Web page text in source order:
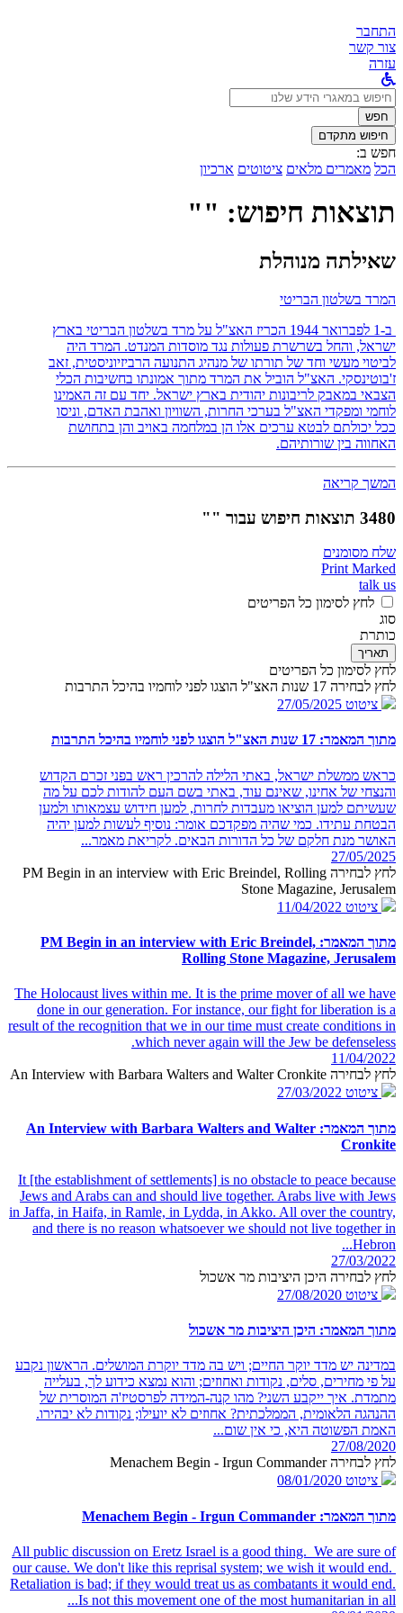
התחבר
צור קשר
עזרה
לחפש
ב:חפש
חיפוש מתקדם
חפש ב:
הכל מאמרים מלאים ציטוטים ארכיון
תוצאות חיפוש: ""
שאילתה מנוהלת
המרד בשלטון הבריטי
ב-1 לפברואר 1944 הכריז האצ"ל על מרד בשלטון הבריטי בארץ
ישראל, והחל בשרשרת פעולות נגד מוסדות המנדט. המרד היה
לביטוי מעשי וחד של תורתו של מנהיג התנועה הרביזיוניסטית, זאב
ז'בוטינסקי. האצ"ל הוביל את המרד מתוך אמונתו בחשיבות הכלי
הצבאי במאבק לריבונות יהודית בארץ ישראל. יחד עם זה האמינו
לוחמי ומפקדי האצ"ל בערכי החרות, השוויון ואהבת האדם, וניסו
ככל יכולתם לבטא ערכים אלו הן במלחמה באויב והן בתחושת
האחווה בין שורותיהם.
המשך קריאה
3480 תוצאות חיפוש עבור ""
שלח מסומנים
Print Marked
talk us
לחץ לסימון כל הפריטים
סוג
כותרת
תאריך
לחץ לסימון כל הפריטים
לחץ לבחירה 17 שנות האצ"ל הוצגו לפני לוחמיו בהיכל התרבות
ציטוט 27/05/2025
מתוך המאמר: 17 שנות האצ"ל הוצגו לפני לוחמיו בהיכל התרבות
כראש ממשלת ישראל, באתי הלילה להרכין ראש בפני זכרם הקדוש
והנצחי של אחינו, שאינם עוד, באתי בשם העם להודות לכם על מה
שעשיתם למען הוציאו מעבדות לחרות, למען חידוש עצמאותו ולמען
הבטחת עתידו. כמי שהיה מפקדכם אומר: נוסיף לעשות למען יהיה
האושר מנת חלקם של כל הדורות הבאים. לקריאת מאמר...
27/05/2025
לחץ לבחירה PM Begin in an interview with Eric Breindel, Rolling
Stone Magazine, Jerusalem
ציטוט 11/04/2022
מתוך המאמר: PM Begin in an interview with Eric Breindel,
Rolling Stone Magazine, Jerusalem
The Holocaust lives within me. It is the prime mover of all we have
done in our generation. For instance, our fight for liberation is a
result of the recognition that we in our time must create conditions in
which never again will the Jew be defenseless.
11/04/2022
לחץ לבחירה An Interview with Barbara Walters and Walter Cronkite
ציטוט 27/03/2022
מתוך המאמר: An Interview with Barbara Walters and Walter
Cronkite
It [the establishment of settlements] is no obstacle to peace because
Jews and Arabs can and should live together. Arabs live with Jews
in Jaffa, in Haifa, in Ramle, in Lydda, in Akko. All over the country,
and there is no reason whatsoever we should not live together in
Hebron...
27/03/2022
לחץ לבחירה היכן היציבות מר אשכול
ציטוט 27/08/2020
מתוך המאמר: היכן היציבות מר אשכול
במדינה יש מדד יוקר החיים; ויש בה מדד יוקרת המושלים. הראשון נקבע
על פי מחירים, סלים, נקודות ואחוזים; והוא נמצא כידוע לך, בעלייה
מתמדת. איך ייקבע השני? מהו קנה-המידה לפרסטיז'ה המוסרית של
ההנהגה הלאומית, הממלכתית? אחוזים לא יועילו; נקודות לא יבהירו.
האמת הפשוטה היא, כי אין שום...
27/08/2020
לחץ לבחירה Menachem Begin - Irgun Commander
ציטוט 08/01/2020
מתוך המאמר: Menachem Begin - Irgun Commander
All public discussion on Eretz Israel is a good thing. We are sure of
our cause. We don't like this reprisal system; we wish it would end.
Retaliation is bad; if they would treat us as combatants it would end.
Is not this movement one of the most humanitarian in all...